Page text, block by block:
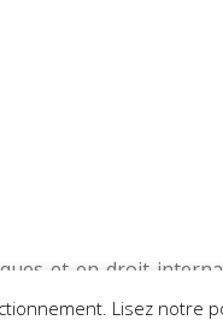
et en droit
et cadre-dirigeant
Lisez notre